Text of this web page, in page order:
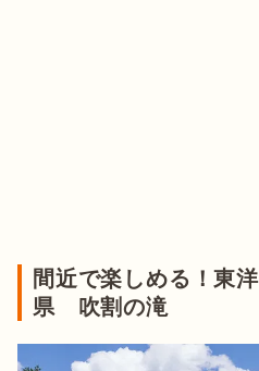
間近で楽しめる！東
県 吹割の滝